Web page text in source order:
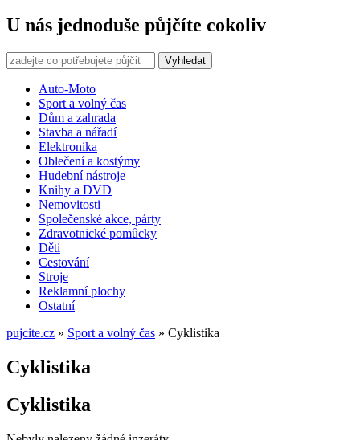
U nás jednoduše půjčíte cokoliv
Vyhledat
Auto-Moto
Sport a volný čas
Dům a zahrada
Stavba a nářadí
Elektronika
Oblečení a kostýmy
Hudební nástroje
Knihy a DVD
Nemovitosti
Společenské akce, párty
Zdravotnické pomůcky
Děti
Cestování
Stroje
Reklamní plochy
Ostatní
pujcite.cz » Sport a volný čas » Cyklistika
Cyklistika
Cyklistika